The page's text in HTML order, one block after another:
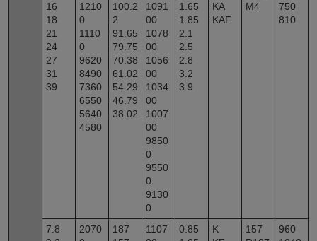
16
18
21
24
27
31
39
1210
0
1110
0
9620
8490
7360
6550
5640
4580
100.2
2
91.65
79.75
70.38
61.02
54.29
46.79
38.02
1091
00
1078
00
1056
00
1034
00
1007
00
9850
0
9550
0
9130
0
1.65
1.85
2.1
2.5
2.8
3.2
3.9
KA
KAF
M4
750
810
7.8
2070
187
1107
0.85
K
157
960